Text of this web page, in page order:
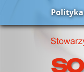
Polityka